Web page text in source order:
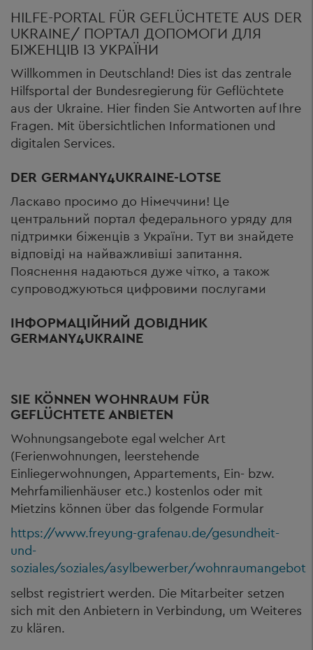
HILFE-PORTAL FÜR GEFLÜCHTETE AUS DER
UKRAINE/ ПОРТАЛ ДОПОМОГИ ДЛЯ
БІЖЕНЦІВ ІЗ УКРАЇНИ
Willkommen in Deutschland! Dies ist das zentrale
Hilfsportal der Bundesregierung für Geflüchtete
aus der Ukraine. Hier finden Sie Antworten auf Ihre
Fragen. Mit übersichtlichen Informationen und
digitalen Services.
DER GERMANY4UKRAINE-LOTSE
Ласкаво просимо до Німеччини! Це
центральний портал федерального уряду для
підтримки біженців з України. Тут ви знайдете
відповіді на найважливіші запитання.
Пояснення надаються дуже чітко, а також
супроводжуються цифровими послугами
ІНФОРМАЦІЙНИЙ ДОВІДНИК
GERMANY4UKRAINE
SIE KÖNNEN WOHNRAUM FÜR
GEFLÜCHTETE ANBIETEN
Wohnungsangebote egal welcher Art
(Ferienwohnungen, leerstehende
Einliegerwohnungen, Appartements, Ein- bzw.
Mehrfamilienhäuser etc.) kostenlos oder mit
Mietzins können über das folgende Formular
https://www.freyung-grafenau.de/gesundheit-
und-
soziales/soziales/asylbewerber/wohnraumangebot
selbst registriert werden. Die Mitarbeiter setzen
sich mit den Anbietern in Verbindung, um Weiteres
zu klären.